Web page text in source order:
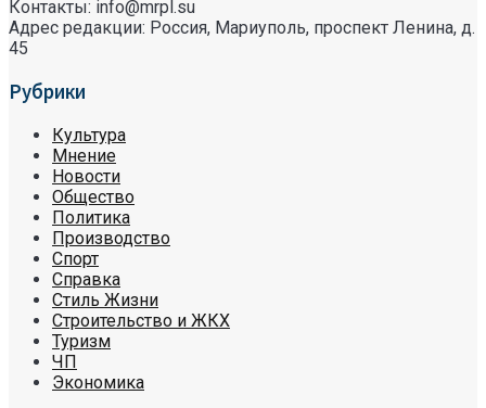
Контакты: info@mrpl.su
Адрес редакции: Россия, Мариуполь, проспект Ленина, д.
45
Рубрики
Культура
Мнение
Новости
Общество
Политика
Производство
Спорт
Справка
Стиль Жизни
Строительство и ЖКХ
Туризм
ЧП
Экономика